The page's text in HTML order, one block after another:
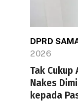
DPRD
2026
Tak Cukup
Nakes
kepada